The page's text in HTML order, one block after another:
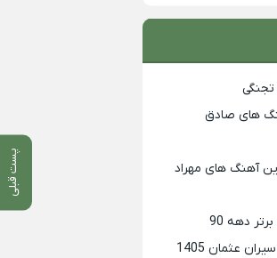
پست قبلی
های صادق
آهنگ های مهراد
عثمان 1405